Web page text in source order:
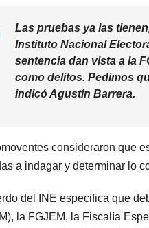
Las pruebas ya las
Instituto Nacional
sentencia dan vista a la
como delitos. Pedimos
indicó Agustín Barrera.
consideraron que
a indagar y determinar lo
del INE especifica que
la FGJEM, la Fiscalía